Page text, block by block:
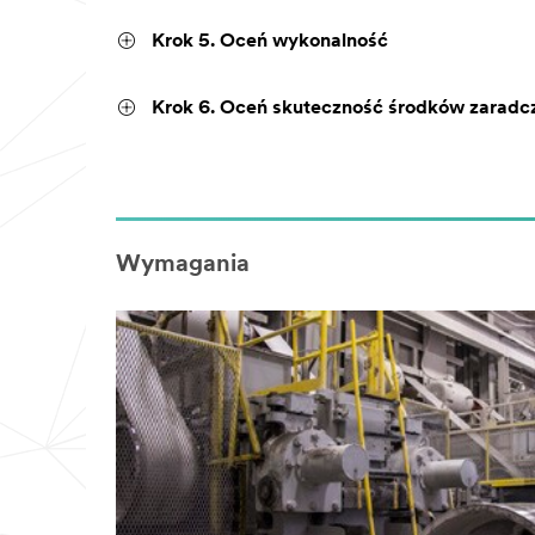
Krok 5. Oceń wykonalność
Krok 6. Oceń skuteczność środków
Wymagania